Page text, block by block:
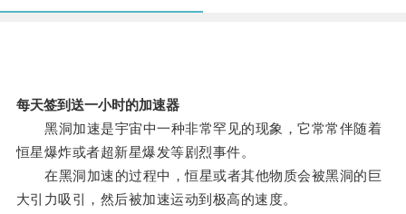
每天签到送一小时的加速器
黑洞加速是宇宙中一种非常罕见的现象，它常常伴随着
恒星爆炸或者超新星爆发等剧烈事件。
在黑洞加速的过程中，恒星或者其他物质会被黑洞的巨
大引力吸引，然后被加速运动到极高的速度。